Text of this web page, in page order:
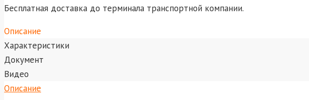
Бесплатная доставка до терминала транспортной компании.
Описание
Характеристики
Документ
Видео
Описание